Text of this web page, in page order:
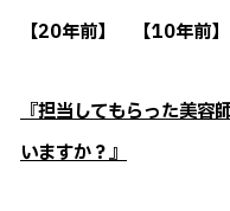
【20年前】 【10年前
『担当してもらった美容
いますか？』